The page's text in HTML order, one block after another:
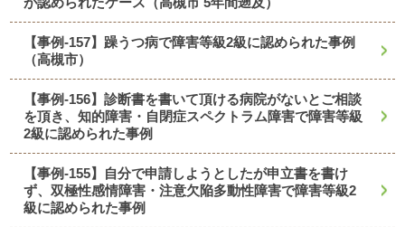
【事例-157】躁うつ病で障害等級2級に認められた事例
（高槻市）
【事例-156】診断書を書いて頂ける病院がないとご相談
を頂き、知的障害・自閉症スペクトラム障害で障害等級
2級に認められた事例
【事例-155】自分で申請しようとしたが申立書を書け
ず、双極性感情障害・注意欠陥多動性障害で障害等級2
級に認められた事例